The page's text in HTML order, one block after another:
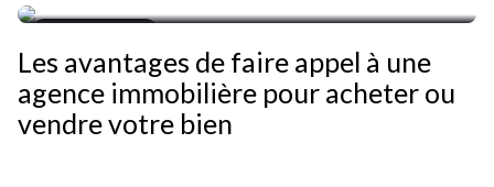
vendus
Alerte
E-mail
Qui
Les avantages de faire appel à une
agence immobilière pour acheter ou
vendre votre bien